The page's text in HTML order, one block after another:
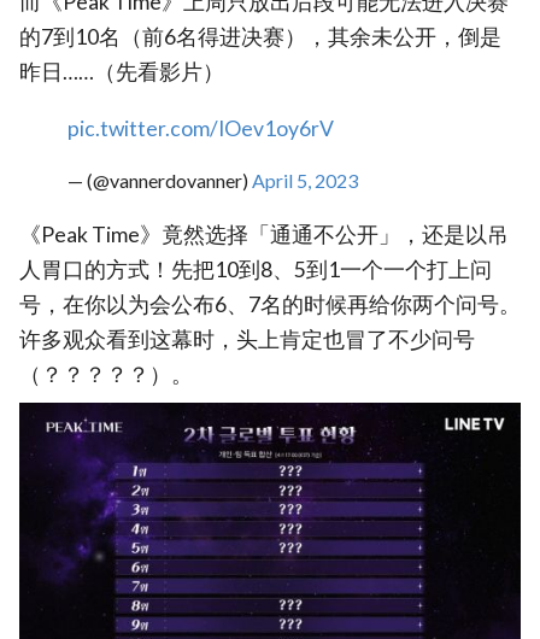
的7到10名（前6名得进决赛），其余未公开，倒是
昨日……（先看影片）
pic.twitter.com/IOev1oy6rV
— (@vannerdovanner)April 5, 2023
《Peak Time》竟然选择「通通不公开」，还是以吊
人胃口的方式！先把10到8、5到1一个一个打上问
号，在你以为会公布6、7名的时候再给你两个问号。
许多观众看到这幕时，头上肯定也冒了不少问号
（？？？？？）。